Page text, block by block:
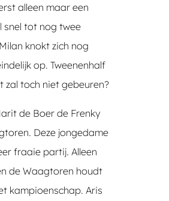
alleen maar een
snel tot nog twee
knokt zich nog
op. Tweenenhalf
zal toch niet gebeuren?
de Boer de Frenky
Deze jongedame
fraaie partij. Alleen
de Waagtoren houdt
kampioenschap. Aris